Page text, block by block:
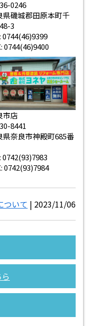
0246
県磯城郡田原本町千
3
0744(46)9399
0744(46)9400
市店
8441
県奈良市神殿町685番
0742(93)7983
0742(93)7984
ついて | 2023/11/06